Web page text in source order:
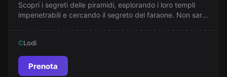
Scopri i segreti delle piramidi, esplorando i loro templi
impenetrabili e cercando il segreto del faraone. Non sarà
CLodi
Prenota